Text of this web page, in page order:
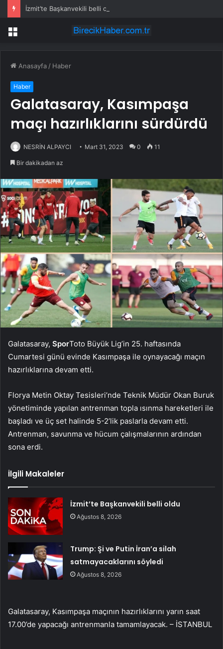
İzmit’te Başkanvekili belli oldu
Menü
Anasayfa / Haber
Haber
Galatasaray, Kasımpaşa
maçı hazırlıklarını sürdürdü
NESRİN ALPAYCI Mart 31, 2023 0 11
Bir dakikadan az
Galatasaray, SporToto Büyük Lig’in 25. haftasında
Cumartesi günü evinde Kasımpaşa ile oynayacağı maçın
hazırlıklarına devam etti.
Florya Metin Oktay Tesisleri’nde Teknik Müdür Okan Buruk
yönetiminde yapılan antrenman topla ısınma hareketleri ile
başladı ve üç set halinde 5-2’lik paslarla devam etti.
Antrenman, savunma ve hücum çalışmalarının ardından
sona erdi.
İlgili Makaleler
İzmit’te Başkanvekili belli oldu
Ağustos 8, 2026
Trump: Şi ve Putin İran’a silah
satmayacaklarını söyledi
Ağustos 8, 2026
Galatasaray, Kasımpaşa maçının hazırlıklarını yarın saat
17.00’de yapacağı antrenmanla tamamlayacak. – İSTANBUL